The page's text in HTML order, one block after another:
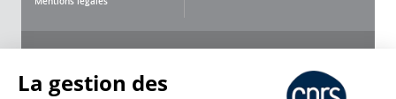
La gestion des